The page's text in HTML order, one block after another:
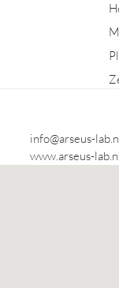
info@arseus-
www.arseus-